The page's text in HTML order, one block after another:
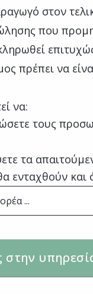
στον
που
πρέπει να
να:
τους
τα
ενταχθούν και
...
στην